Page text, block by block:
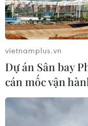
vietnamplus.vn
Dự án Sân bay
cán mốc vận